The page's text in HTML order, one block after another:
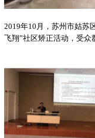
2019年10月，苏州市姑苏
飞翔”社区矫正活动，受